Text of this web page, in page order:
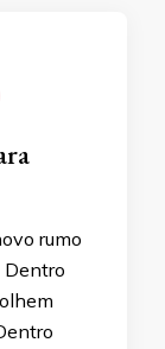
rumo
Dentro